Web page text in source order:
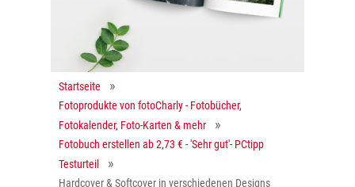
Startseite
Fotoprodukte von fotoCharly - Fotobücher,
Fotokalender, Foto-Karten & mehr
Fotobuch erstellen ab 2,73 € - 'Sehr gut'- PCtipp
Testurteil
Hardcover & Softcover in verschiedenen Designs